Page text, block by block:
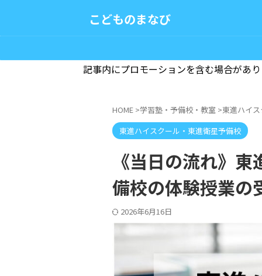
こどものまなび
記事内にプロモーションを含む場合があ
HOME >学習塾・予備校・教室 >東進ハイ
東進ハイスクール・東進衛星予備校
《当日の流れ》
備校の体験授業の
2026年6月16日